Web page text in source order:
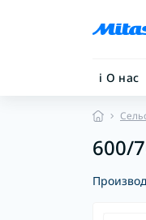
ℹ︎ О нас
600/